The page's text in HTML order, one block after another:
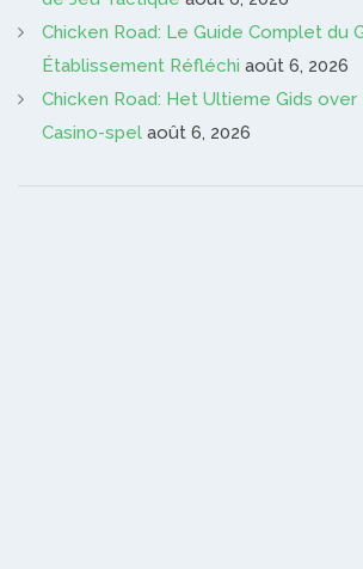
Chicken Road: Le Guide Complet du
Établissement Réfléchi août 6, 2026
Chicken Road: Het Ultieme Gids
Casino-spel août 6, 2026